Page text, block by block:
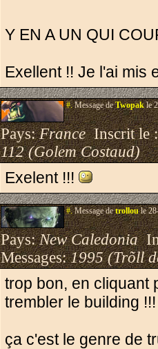
Y EN A UN QUI
Exellent !! Je l'ai mis
#.Message deTwopakle
Pays:FranceInscrit le
112 (Golem Costaud)
Exelent !!!
#.Message detrolloule
Pays:New Caledonia
Messages:1995 (Trõll
trop bon, en cliquant
trembler le building !!!
ça c'est le genre de